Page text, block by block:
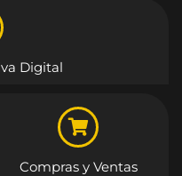
Digital
Compras y Ventas